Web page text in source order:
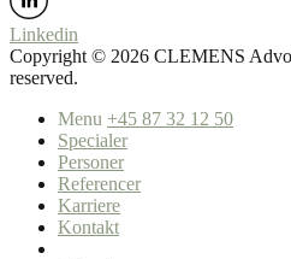
Linkedin
Copyright ©️ 2026 CLEMENS
reserved.
Menu +45 87 32 12 50
Specialer
Personer
Referencer
Karriere
Kontakt